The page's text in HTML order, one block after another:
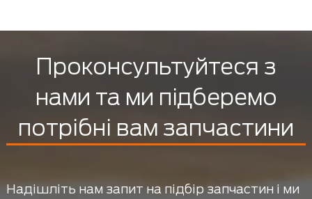
Проконсультуйтеся з
нами та ми підберемо
потрібні вам запчастини
Надішліть нам запит на підбір запчастин і ми